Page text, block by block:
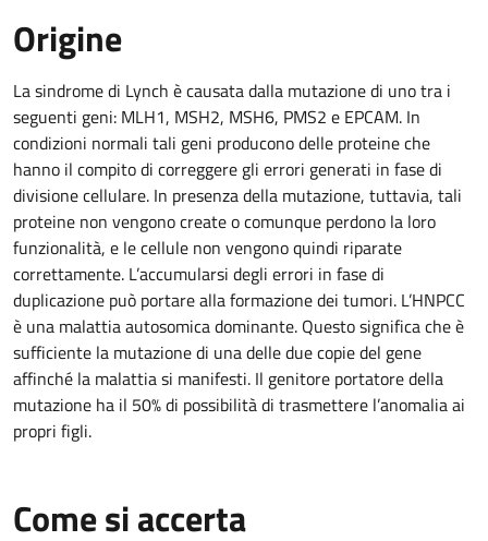
Origine
La sindrome di Lynch è causata dalla mutazione di uno tra i
seguenti geni: MLH1, MSH2, MSH6, PMS2 e EPCAM. In
condizioni normali tali geni producono delle proteine che
hanno il compito di correggere gli errori generati in fase di
divisione cellulare. In presenza della mutazione, tuttavia, tali
proteine non vengono create o comunque perdono la loro
funzionalità, e le cellule non vengono quindi riparate
correttamente. L’accumularsi degli errori in fase di
duplicazione può portare alla formazione dei tumori. L’HNPCC
è una malattia autosomica dominante. Questo significa che è
sufficiente la mutazione di una delle due copie del gene
affinché la malattia si manifesti. Il genitore portatore della
mutazione ha il 50% di possibilità di trasmettere l’anomalia ai
propri figli.
Come si accerta